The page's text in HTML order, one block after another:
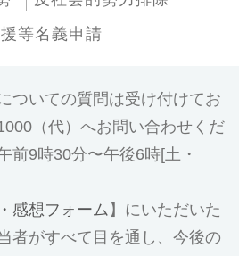
等名義申請
ついての質問は受け付けてお
（代）へお問い合わせくだ
前9時30分〜午後6時[土・
感想フォーム】にいただいた
者がすべて目を通し、今後の